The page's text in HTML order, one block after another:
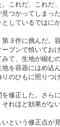
これだ、これだ
つかってしまっ
しているではに
３作に挑んだ。
ブンで焼いてお
て、生地が縮むの
を容器にはめ込
のひもに照りつ
修正した。さら
れほど効果がな
という修正点が